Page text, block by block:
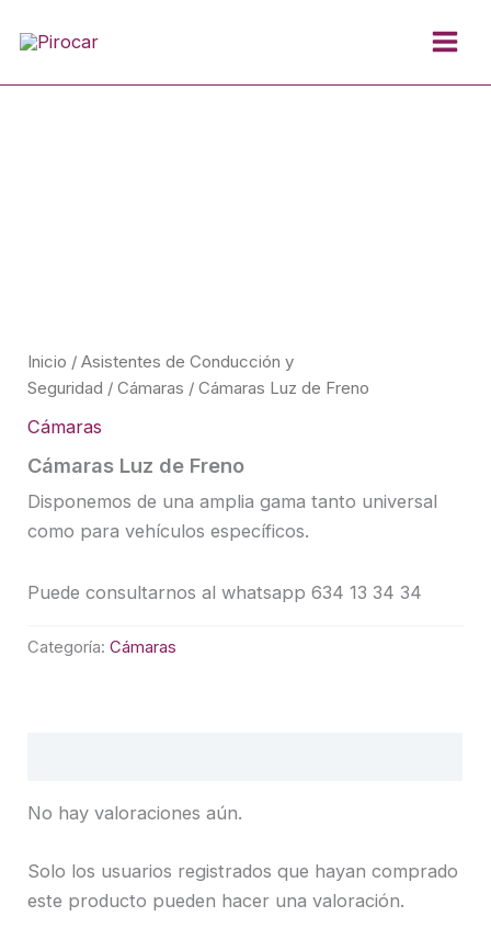
Inicio /Asistentes de Conducción y
Seguridad /Cámaras / Cámaras Luz de Freno
Cámaras
Cámaras Luz de Freno
Disponemos de una amplia gama tanto universal
como para vehículos específicos.
Puede consultarnos al whatsapp 634 13 34 34
Categoría:Cámaras
No hay valoraciones aún.
Solo los usuarios registrados que hayan comprado
este producto pueden hacer una valoración.